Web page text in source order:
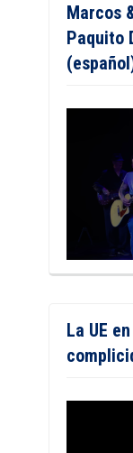
Marcos
Paquito
La UE